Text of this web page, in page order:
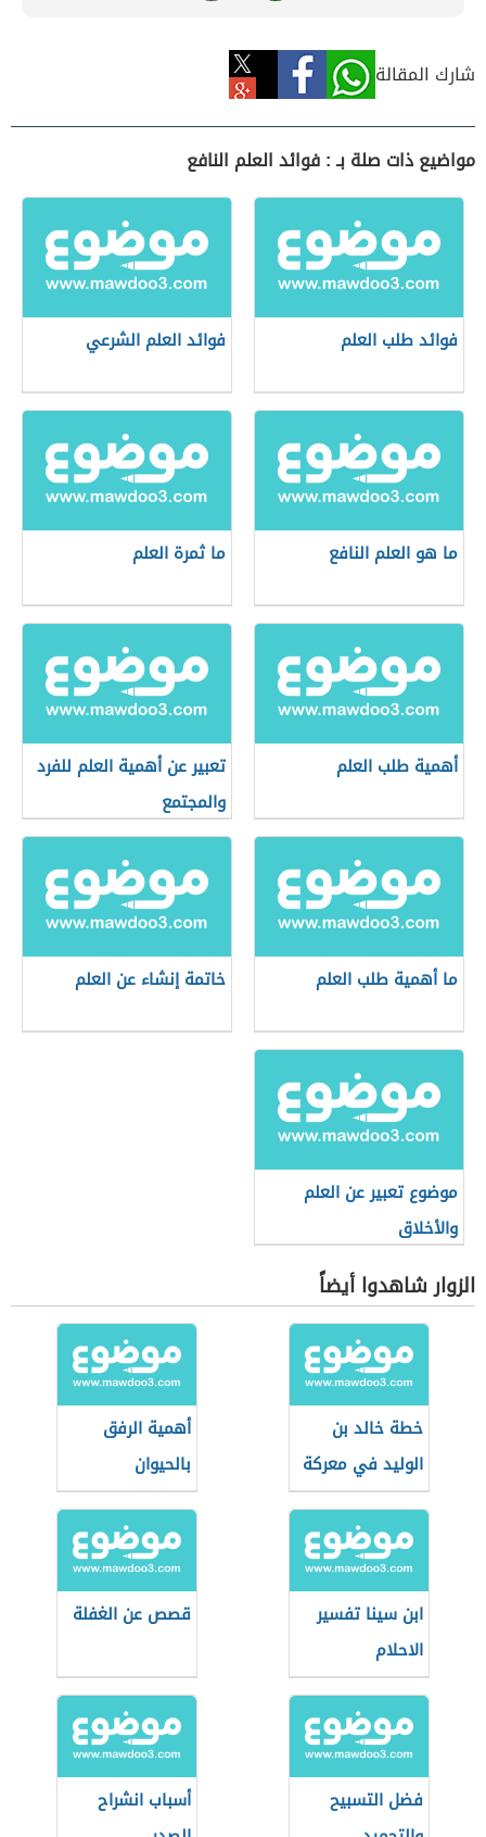
شارك المقالة
مواضيع ذات صلة بـ : فوائد العلم النافع
فوائد طلب العلم فوائد العلم الشرعي
ما هو العلم النافع ما ثمرة العلم
أهمية طلب العلم
تعبير عن أهمية العلم للفرد
والمجتمع
ما أهمية طلب العلم خاتمة إنشاء عن العلم
موضوع تعبير عن العلم
والأخلاق
الزوار شاهدوا أيضاً
خطة خالد بن
الوليد في معركة
اليرموك
أهمية الرفق
بالحيوان
ابن سينا تفسير
الاحلام
قصص عن الغفلة
فضل التسبيح
أسباب انشراح